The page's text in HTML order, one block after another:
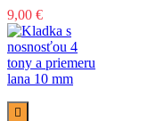
9,00 €
